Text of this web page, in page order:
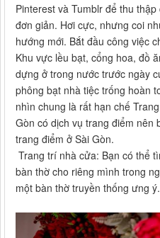
Pinterest và Tumblr để thu
đơn giản. Hơi cực, nhưng coi
hướng mới. Bắt đầu công việc
Khu vực lều bạt, cổng hoa, đồ
dựng ở trong nước trước ngày
phông bạt nhà tiệc trống hoàn
nhìn chung là rất hạn chế
Gòn có dịch vụ trang điểm nên
trang điểm ở Sài Gòn.
Trang trí nhà cửa: Bạn có thể
bàn thờ cho riêng mình trong
một bàn thờ truyền thống ưng